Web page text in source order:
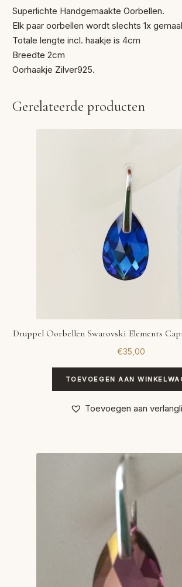
Superlichte Handgemaakte Oorbellen.
Elk paar oorbellen wordt slechts 1x
Totale lengte incl. haakje is 4cm
Breedte 2cm
Oorhaakje Zilver925.
Gerelateerde producten
Druppel Oorbellen Swarovski Elements
€35,00
TOEVOEGEN AAN
Toevoegen aan